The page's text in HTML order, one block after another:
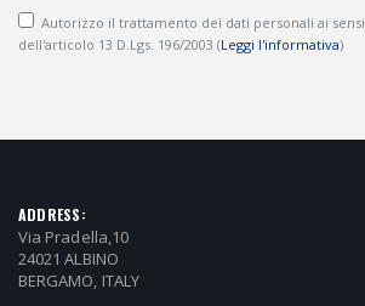
Autorizzo il trattamento dei dati personali ai sensi
dell'articolo 13 D.Lgs. 196/2003 (Leggi l'informativa)
ADDRESS:
Via Pradella,10
24021 ALBINO
BERGAMO, ITALY